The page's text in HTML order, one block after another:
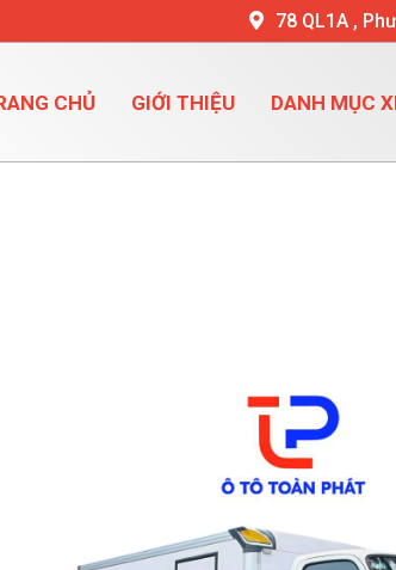
78 QL1A ,
CHỦ GIỚI THIỆU DANH MỤC